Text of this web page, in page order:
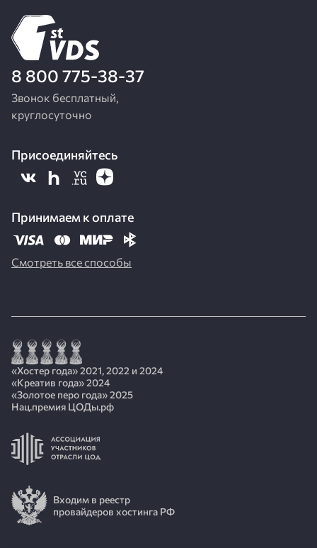
8 800 775-38-37
Звонок бесплатный,
круглосуточно
Присоединяйтесь
Принимаем к оплате
Смотреть все способы
«Хостер года» 2021, 2022 и 2024
«Креатив года» 2024
«Золотое перо года» 2025
Нац.премия ЦОДы.рф
Входим в реестр
провайдеров хостинга РФ